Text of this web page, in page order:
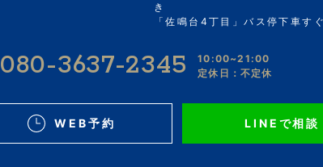
き
「佐鳴台4丁目」バス停下車すぐ
080-3637-2345
10:00~21:00
定休日：不定休
WEB予約 LINEで相談